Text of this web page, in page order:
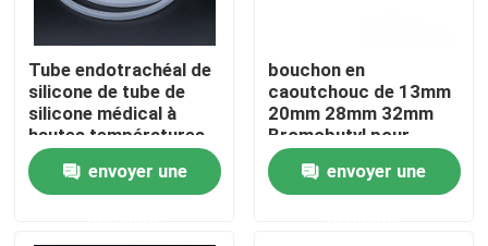
Aperçu
Produits
A propos de nous
Tube endotrachéal de
silicone de tube de
silicone médical à
hautes températures
d'OEM
envoyer une
bouchon en
caoutchouc de 13mm
20mm 28mm 32mm
Bromobutyl pour
l'injection
envoyer une